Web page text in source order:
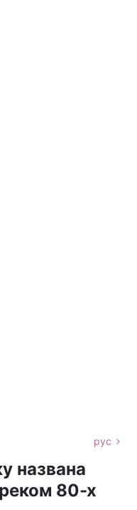
рус
названа
80-х